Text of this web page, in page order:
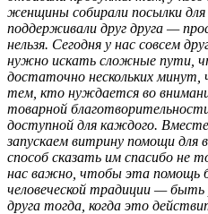
женщины собирали посылки для
поддерживали друг друга —
нельзя. Сегодня у нас совсем
нужно искать сложные пути,
достаточно нескольких
тем, кто нуждается во
товарной
доступной для каждого.
запускаем витрину помощи
способ сказать им спасибо не
нас важно, чтобы эта помощь
человеческой традиции —
друга тогда, когда это